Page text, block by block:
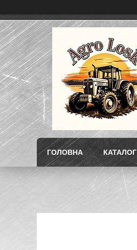
ГОЛОВНА КАТАЛОГ